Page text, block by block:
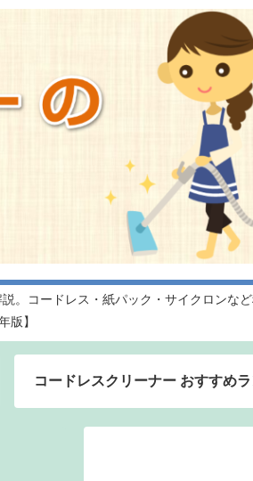
。コードレス・紙パック・サイクロンな
版】
コードレスクリーナー おすすめラ